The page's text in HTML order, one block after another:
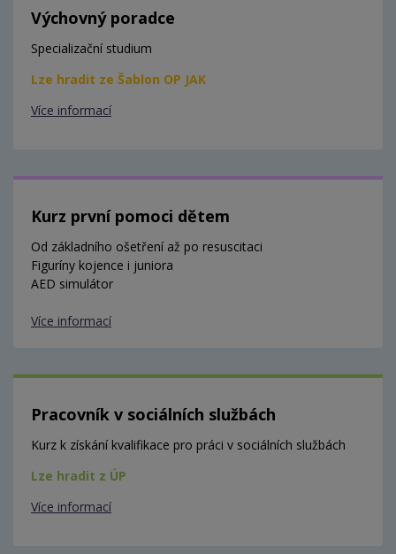
Výchovný poradce
Specializační studium
Lze hradit ze Šablon OP JAK
Více informací
Kurz první pomoci dětem
Od základního ošetření až po resuscitaci
Figuríny kojence i juniora
AED simulátor
Více informací
Pracovník v sociálních službách
Kurz k získání kvalifikace pro práci v sociálních službách
Lze hradit z ÚP
Více informací